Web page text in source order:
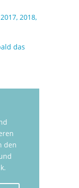
2018,
das
den